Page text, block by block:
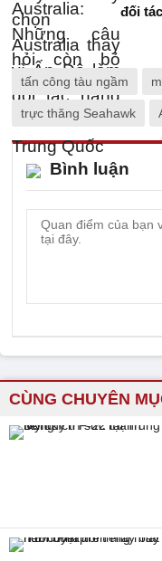
đối
tấn công tàu ngầm
trực thăng Seahawk
Bình luận
CÙNG CHUYÊN